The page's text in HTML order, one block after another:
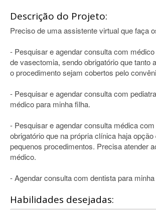
Descrição do Projeto:
Preciso de uma assistente virtual que faça
- Pesquisar e agendar consulta com
de vasectomia, sendo obrigatório que tanto
o procedimento sejam cobertos pelo
- Pesquisar e agendar consulta com
médico para minha filha.
- Pesquisar e agendar consulta médica
obrigatório que na própria clínica haja
pequenos procedimentos. Precisa atender
médico.
- Agendar consulta com dentista para
Habilidades desejadas: